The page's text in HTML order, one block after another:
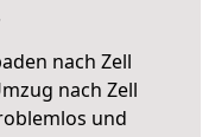
nach Zell
nach Zell
und